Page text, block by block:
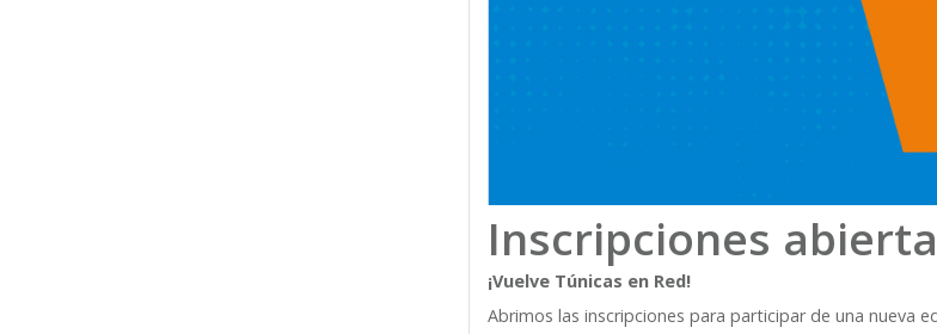
Inscripciones
¡Vuelve Túnicas en Red!
Abrimos las inscripciones para participar de una nueva